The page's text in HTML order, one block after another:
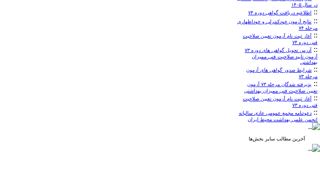
در سال ۱۴۰۵
:: اطلاعیه دریافت گواهی دوره ۷۴
:: نتایج آزمون خودکنترلی و خوداظهاری
مرحله ۷۴
:: آغاز ثبت نام آزمون تعیین صلاحیت
فنی دوره ۷۴
::
آدرس تحویل گواهی های دوره ۷۳
آزمون تایید صلاحیت فنی ممیزان
بهداشتی
:: شرایط صدور گواهی های آزمون
مرحله ۷۳
::
پذیرفته شدگان مرحله ۷۳ آزمون
تعیین صلاحیت فنی ممیزان بهداشتی
:: آغاز ثبت نام آزمون تعیین صلاحیت
فنی دوره ۷۳
:: دعوتنامه مجمع عمومی عادی سالیانه
انجمن علمی بهداشت محیط ایران
آخرین مطالب سایر بخش‌ها